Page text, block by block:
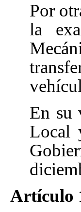
Por
la
En su
Local
Artículo